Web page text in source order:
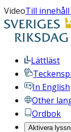
VideoTill
Lättläst
In English
Other
Ordbok
Aktivera